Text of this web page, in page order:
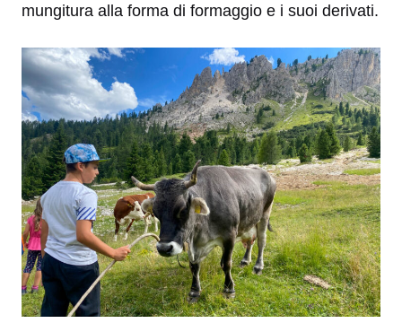
mungitura alla forma di formaggio e i suoi derivati.